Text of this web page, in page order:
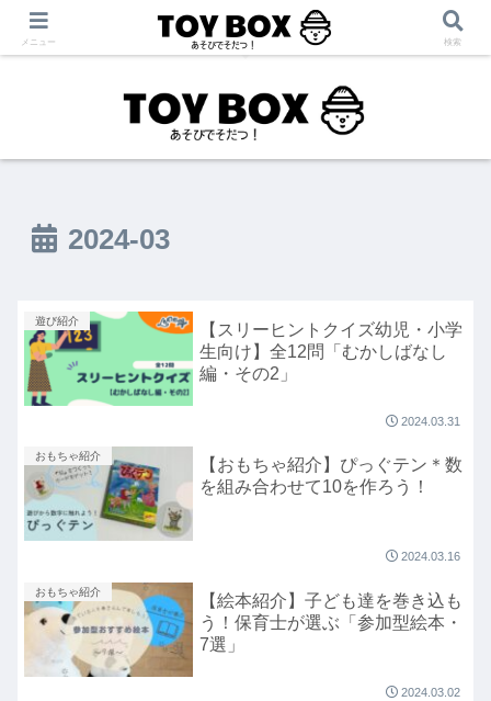
「あそび」をテーマに【育児・保育・療育】に役立つ情報を発信中！
2024-03
遊び紹介
【スリーヒントクイズ幼児・小学
生向け】全12問「むかしばなし
編・その2」
2024.03.31
おもちゃ紹介
【おもちゃ紹介】ぴっぐテン＊数
を組み合わせて10を作ろう！
2024.03.16
おもちゃ紹介
【絵本紹介】子ども達を巻き込も
う！保育士が選ぶ「参加型絵本・
7選」
2024.03.02
メニュー 検索